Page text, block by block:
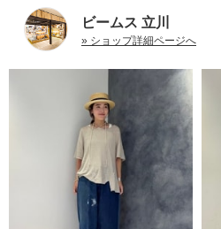
ビームス 立川
» ショップ詳細ページへ